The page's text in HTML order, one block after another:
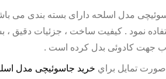
مدل اسلحه دارای بسته بندی می
نمود . کیفیت ساخت ، جزئیات دقیق
جهت کادوئی بدل کرده است .
تمايل براي خريد جاسوئیچی مدل